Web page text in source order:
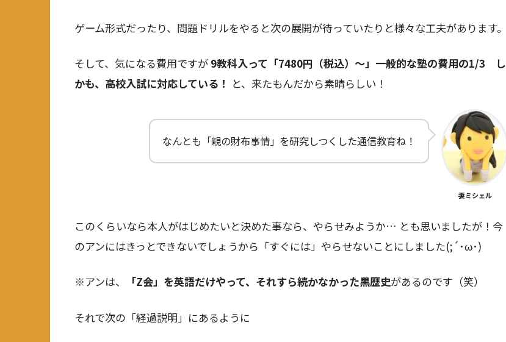
ゲーム形式だったり、問題ドリルをやると次の展開が待っていたりと様々な工夫があります。
そして、気になる費用ですが 9教科入って「7480円（税込）～」 一般的な塾の費用の1/3 し
かも、高校入試に対応している！ と、来たもんだから素晴らしい！
なんとも「親の財布事情」を研究しつくした通信教育ね！
妻ミシェル
このくらいなら本人がはじめたいと決めた事なら、やらせみようか… とも思いましたが！今
のアンにはきっとできないでしょうから「すぐには」やらせないことにしました(;´･ω･)
※アンは、 「Z会」を英語だけやって、それすら続かなかった黒歴史があるのです（笑）
それで次の「経過説明」にあるように